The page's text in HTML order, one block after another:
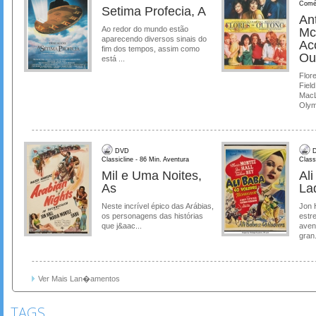
Setima Profecia, A
Ao redor do mundo estão
aparecendo diversos sinais do
fim dos tempos, assim como
está ...
DVD
Classicline - 86 Min. Aventura
Mil e Uma Noites,
As
Neste incrível épico das Arábias,
os personagens das histórias
que j&aac...
Ali
Jon
Ver Mais Lan�amentos